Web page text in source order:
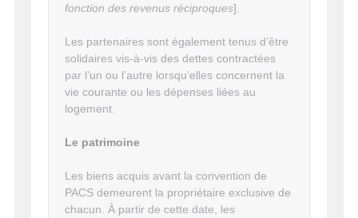
fonction des revenus réciproques].
Les partenaires sont également tenus d’être
solidaires vis-à-vis des dettes contractées
par l’un ou l’autre lorsqu’elles concernent la
vie courante ou les dépenses liées au
logement.
Le patrimoine
Les biens acquis avant la convention de
PACS demeurent la propriétaire exclusive de
chacun. À partir de cette date, les